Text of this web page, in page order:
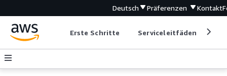
Deutsch Präferenzen Kontakt
Erste Schritte Serviceleitfäden